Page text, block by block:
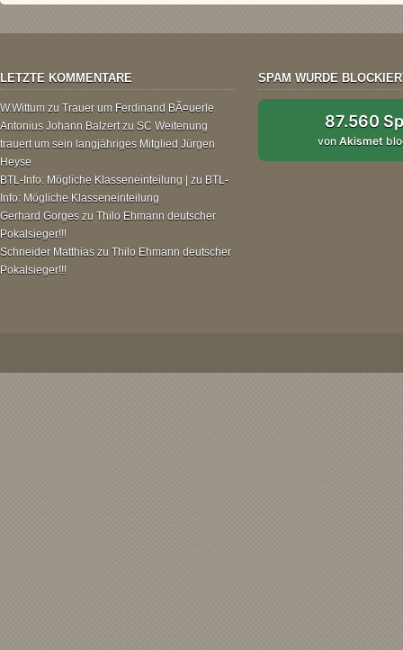
LETZTE KOMMENTARE
W.Wittum zu Trauer um Ferdinand BÃ¤uerle
Antonius Johann Balzertzu SC Weitenung
trauert um sein langjähriges Mitglied Jürgen
Heyse
BTL-Info: Mögliche Klasseneinteilung |
zu BTL-
Info: Mögliche Klasseneinteilung
Gerhard Gorges zu Thilo Ehmann deutscher
Pokalsieger!!!
Schneider Matthias zu Thilo Ehmann deutscher
Pokalsieger!!!
SPAM WURDE
87.560
vonAkismet